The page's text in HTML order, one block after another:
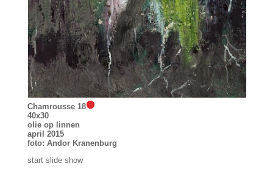
Chamrousse 18
40x30
olie op linnen
april 2015
foto: Andor Kranenburg
start slide show